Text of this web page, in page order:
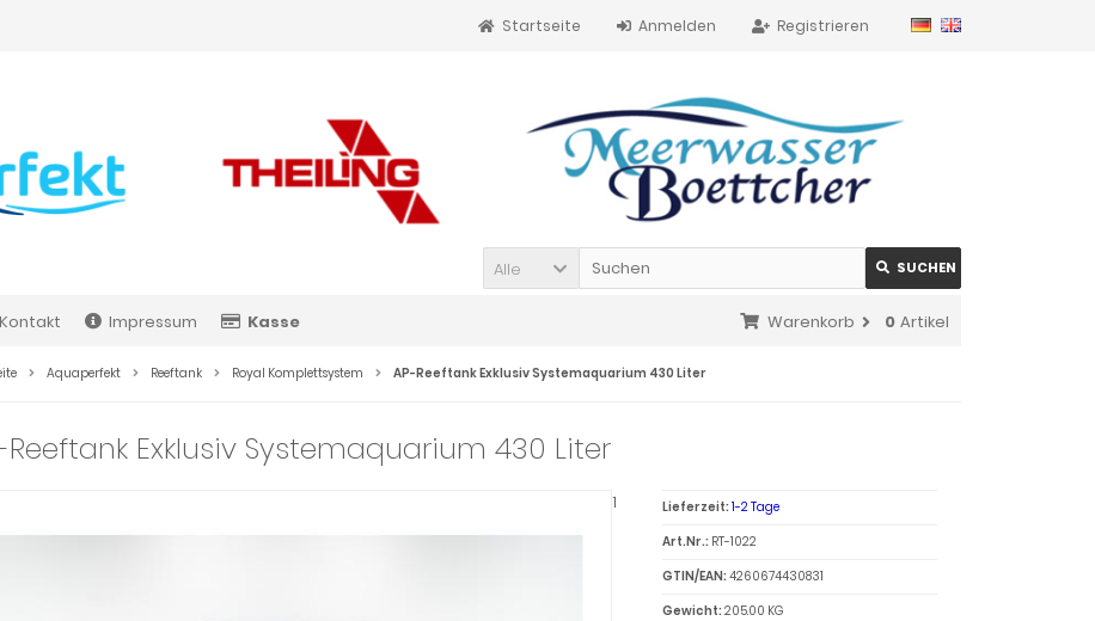
Registrieren
Anmelden
Startseite
Alle SUCHEN
Kontakt Impressum Kasse Warenkorb 0 Artikel
Aquaperfekt Reeftank Royal Komplettsystem AP-Reeftank Exklusiv Systemaquarium 430 Liter
Reeftank Exklusiv Systemaquarium 430 Liter
1 Lieferzeit: 1-2 Tage
Art.Nr.: RT-1022
GTIN/EAN: 4260674430831
Gewicht: 205.00 KG